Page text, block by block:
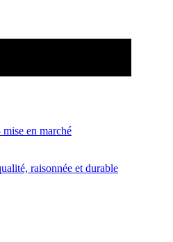
en marché
raisonnée et durable